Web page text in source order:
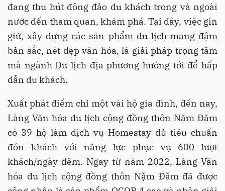
đang thu hút đông đảo du khách trong và ngoài
nước đến tham quan, khám phá. Tại đây, việc gìn
giữ, xây dựng các sản phẩm du lịch mang đậm
bản sắc, nét đẹp văn hóa, là giải pháp trọng tâm
mà ngành Du lịch địa phương hướng tới để hấp
dẫn du khách.
Xuất phát điểm chỉ một vài hộ gia đình, đến nay,
Làng Văn hóa du lịch cộng đồng thôn Nặm Đăm
có 39 hộ làm dịch vụ Homestay đủ tiêu chuẩn
đón khách với năng lực phục vụ 600 lượt
khách/ngày đêm. Ngay từ năm 2022, Làng Văn
hóa du lịch cộng đồng thôn Nặm Đăm đã được